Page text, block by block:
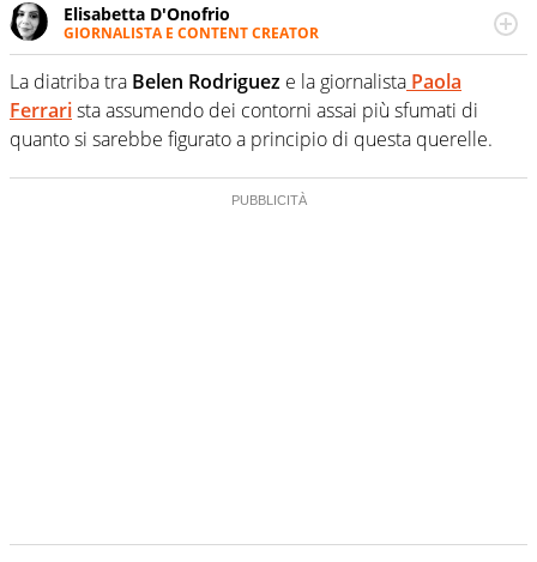
Elisabetta D'Onofrio
GIORNALISTA E CONTENT CREATOR
Giornalista professionista dal 2007, scrive per curiosità
personale e necessità: soprattutto di calcio, di sport e dei
suoi protagonisti, concedendosi innocenti evasioni
nell'ambito della creazione di format. Un tempo ala
destra, oggi si sente a suo agio nel ruolo di libero. Cura
La diatriba tra Belen Rodriguez e la giornalista Paola
Ferrarista assumendo dei contorni assai più sfumati di
quanto si sarebbe figurato a principio di questa querelle.